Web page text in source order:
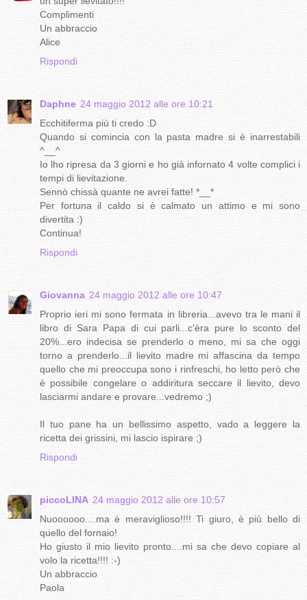
Complimenti
Un abbraccio
Alice
Rispondi
Daphne 24 maggio 2012 alle ore 10:21
Ecchitiferma più ti credo :D
Quando si comincia con la pasta madre si è inarrestabili
^__^
Io lho ripresa da 3 giorni e ho già infornato 4 volte complici i
tempi di lievitazione.
Sennò chissà quante ne avrei fatte! *__*
Per fortuna il caldo si è calmato un attimo e mi sono
divertita :)
Continua!
Rispondi
Giovanna 24 maggio 2012 alle ore 10:47
Proprio ieri mi sono fermata in libreria...avevo tra le mani il
libro di Sara Papa di cui parli...c'èra pure lo sconto del
20%...ero indecisa se prenderlo o meno, mi sa che oggi
torno a prenderlo...il lievito madre mi affascina da tempo
quello che mi preoccupa sono i rinfreschi, ho letto però che
è possibile congelare o addiritura seccare il lievito, devo
lasciarmi andare e provare...vedremo ;)
Il tuo pane ha un bellissimo aspetto, vado a leggere la
ricetta dei grissini, mi lascio ispirare ;)
Rispondi
piccoLINA 24 maggio 2012 alle ore 10:57
Nuoooooo....ma è meraviglioso!!!! Ti giuro, è più bello di
quello del fornaio!
Ho giusto il mio lievito pronto....mi sa che devo copiare al
volo la ricetta!!!! :-)
Un abbraccio
Paola